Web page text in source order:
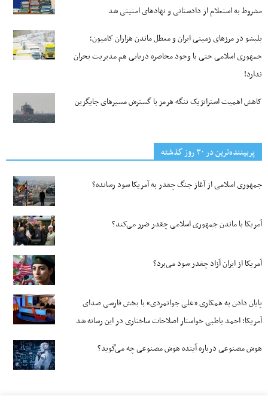
مشروط به استعلام از دادستانی و نهادهای امنیتی شد
بلبشو در مرزهای زمینی ایران و معطل ماندن هزاران کامیون؛
جمهوری اسلامی حتی با وجود محاصره دریایی هم مدیریت بحران
ندارد!
کاهش اهمیت استراتژیک تنگه‌ هرمز با گسترش مسیرهای جایگزین
پربیننده‌ترین‌ در ۳۰ روز گذشته
جمهوری اسلامی از آغاز جنگ چقدر به آمریکا سود رسانده؟
آمریکا با ماندن جمهوری اسلامی چقدر ضرر می‌کند؟
آمریکا از ایران آزاد چقدر سود می‌برد؟
پایان دادن به همکاری «علی جوانمردی» با بخش فارسی صدای
آمریکا؛ احمد باطبی خواستار اصلاحات ساختاری در این رسانه شد
هوش مصنوعی درباره آینده هوش مصنوعی چه می‌گوید؟